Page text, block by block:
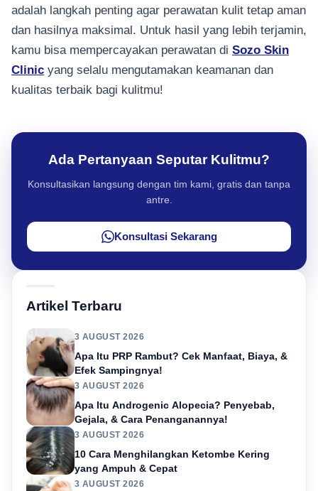
adalah langkah penting agar perawatan kulit tetap aman
dan hasilnya maksimal. Untuk hasil yang lebih terjamin,
kamu bisa mempercayakan perawatan di Sozo Skin
Clinic yang selalu mengutamakan keamanan dan
kualitas terbaik bagi kulitmu!
Ada Pertanyaan Seputar Kulitmu?
Konsultasikan langsung dengan tim kami, gratis dan tanpa
antre.
Konsultasi Sekarang
Artikel Terbaru
3 AUGUST 2026
Apa Itu PRP Rambut? Cek Manfaat, Biaya, &
Efek Sampingnya!
3 AUGUST 2026
Apa Itu Androgenic Alopecia? Penyebab,
Gejala, & Cara Penanganannya!
3 AUGUST 2026
10 Cara Menghilangkan Ketombe Kering
yang Ampuh & Cepat
3 AUGUST 2026